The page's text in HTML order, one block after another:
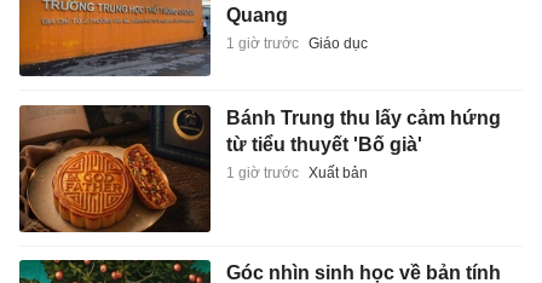
Quang
1 giờ trước Giáo dục
Bánh Trung thu lấy cảm hứng
từ tiểu thuyết 'Bố già'
1 giờ trước Xuất bản
Góc nhìn sinh học về bản tính